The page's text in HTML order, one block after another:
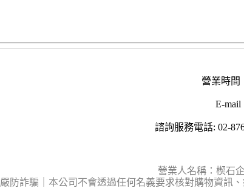
營業時間
E-mail
諮詢服務電話: 02-
營業人名稱：楔石
嚴防詐騙｜本公司不會透過任何名義要求核對購物資訊